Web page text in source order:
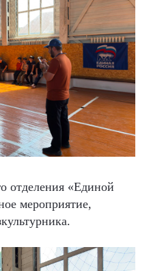
отделения «Единой
мероприятие,